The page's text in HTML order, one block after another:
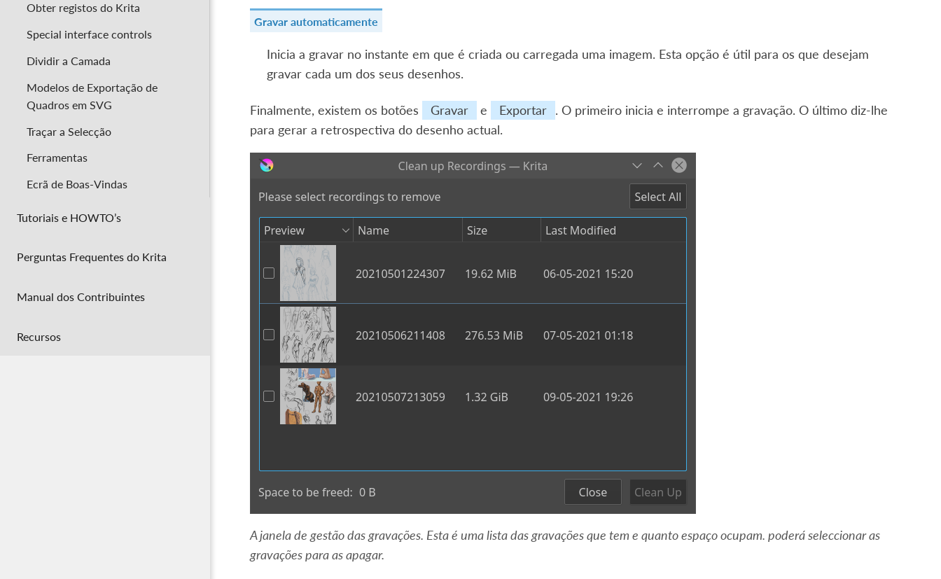
Obter registos do Krita
Special interface controls
Dividir a Camada
Modelos de Exportação de
Quadros em SVG
Traçar a Selecção
Ferramentas
Ecrã de Boas-Vindas
Tutoriais e HOWTO’s
Perguntas Frequentes do Krita
Manual dos Contribuintes
Recursos
Gravar automaticamente
Inicia a gravar no instante em que é criada ou carregada uma imagem. Esta opção é útil para os que desejam
gravar cada um dos seus desenhos.
Finalmente, existem os botões Gravar e Exportar
. O primeiro inicia e interrompe a gravação. O último diz-lhe
para gerar a retrospectiva do desenho actual.
A janela de gestão das gravações. Esta é uma lista das gravações que tem e quanto espaço ocupam. poderá seleccionar as
gravações para as apagar.